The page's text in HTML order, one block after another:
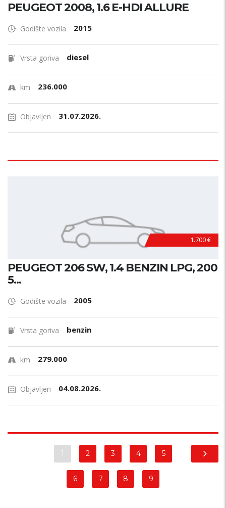
PEUGEOT 2008, 1.6 E-HDI ALLURE
Godište vozila 2015
Vrsta goriva diesel
km 236.000
Objavljen 31.07.2026.
1.700 €
PEUGEOT 206 SW, 1.4 BENZIN LPG, 200
5...
Godište vozila 2005
Vrsta goriva benzin
km 279.000
Objavljen 04.08.2026.
1 2 3 4 5
6 7 8 9